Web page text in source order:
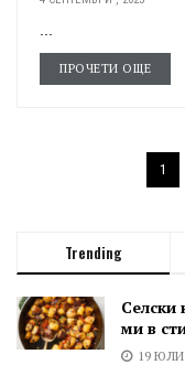
...
ПРОЧЕТИ ОЩЕ
1
Trending
Селски
ми в
19 ЮЛИ